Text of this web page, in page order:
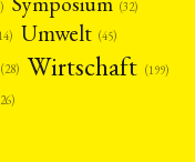
(32)
Umwelt (45)
(28) Wirtschaft (199)